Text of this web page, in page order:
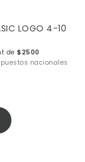
LOGO 4-10
de $2500
nacionales